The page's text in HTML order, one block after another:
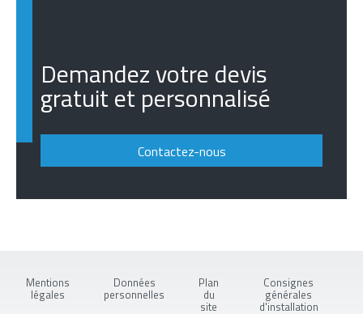
Demandez votre devis
gratuit et personnalisé
Contactez-nous
Mentions
légales
Données
personnelles
Plan
du
site
Consignes
générales
d'installation